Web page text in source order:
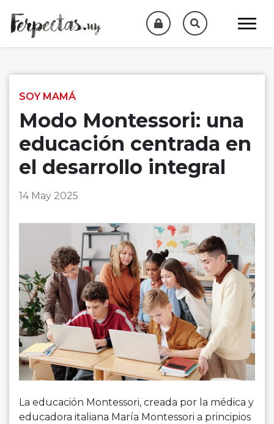
SOY MAMÁ
Modo Montessori: una
educación centrada en
el desarrollo integral
14 May 2025
La educación Montessori, creada por la médica y
educadora italiana María Montessori a principios